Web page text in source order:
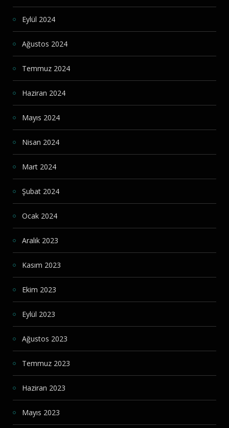
Eylül 2024
Ağustos 2024
Temmuz 2024
Haziran 2024
Mayıs 2024
Nisan 2024
Mart 2024
Şubat 2024
Ocak 2024
Aralık 2023
Kasım 2023
Ekim 2023
Eylül 2023
Ağustos 2023
Temmuz 2023
Haziran 2023
Mayıs 2023